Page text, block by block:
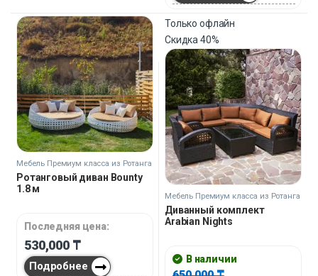
Мебель Премиум класса из Ротанга
Ротанговый диван Bounty
1.8 м
Последняя цена:
530,000 ₸
Подробнее
Только офлайн
Скидка40%
Мебель Премиум класса из Ротанга
Диванный комплект
Arabian Nights
В наличии